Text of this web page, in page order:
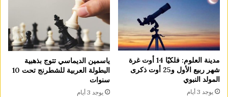
مدينة العلوم: فلكيًا 14 أوت غرة
شهر ربيع الأول و25 أوت ذكرى
المولد النبوي
يوجد 3 أيام
ياسمين الديماسي تتوج بذهبية
البطولة العربية للشطرنج تحت 10
سنوات
يوجد 3 أيام